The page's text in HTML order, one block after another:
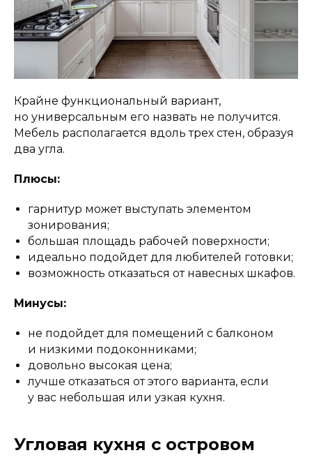
Крайне функциональный вариант,
но универсальным его назвать не получится.
Мебель располагается вдоль трех стен, образуя
два угла.
Плюсы:
гарнитур может выступать элементом
зонирования;
большая площадь рабочей поверхности;
идеально подойдет для любителей готовки;
возможность отказаться от навесных шкафов.
Минусы:
не подойдет для помещений с балконом
и низкими подоконниками;
довольно высокая цена;
лучше отказаться от этого варианта, если
у вас небольшая или узкая кухня.
Угловая кухня с островом